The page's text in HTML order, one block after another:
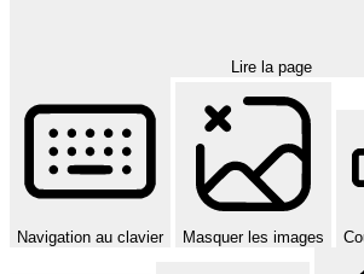
Lire la page
Navigation au clavier Masquer les images